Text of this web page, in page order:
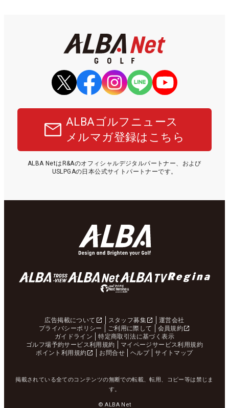
ALBAゴルフニュース
メルマガ登録はこちら
ALBA NetはR&Aのオフィシャルデジタルパートナー、および
USLPGAの日本公式サイトパートナーです。
広告掲載について スタッフ募集
運営会社
プライバシーポリシー
ご利用に際して
会員規約
ガイドライン
特定商取引法に基づく表示
ゴルフ場予約サービス利用規約
マイページサービス利用規約
ポイント利用規約
お問合せ ヘルプ サイトマップ
掲載されている全てのコンテンツの無断での転載、転用、コピー等は禁じま
す。
© ALBA Net